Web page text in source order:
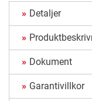
Detaljer
Dokument
Garantivillkor